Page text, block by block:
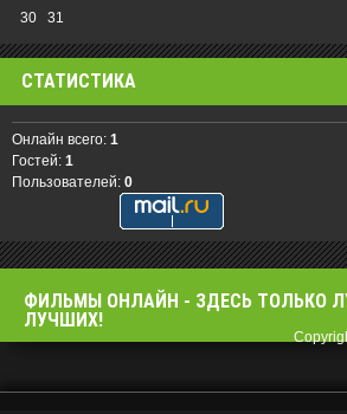
30
31
СТАТИСТИКА
Онлайн всего: 1
Гостей: 1
Пользователей: 0
ФИЛЬМЫ OНЛАЙН - ЗДЕСЬ ТОЛЬКО
ЛУЧШИХ!